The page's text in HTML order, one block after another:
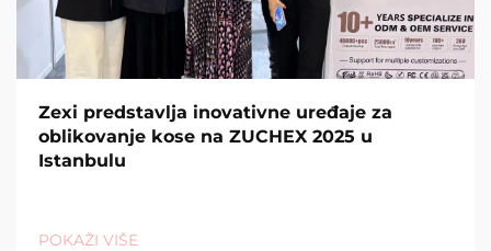
Zexi predstavlja inovativne uređaje za
oblikovanje kose na ZUCHEX 2025 u
Istanbulu
POKAŽI VIŠE